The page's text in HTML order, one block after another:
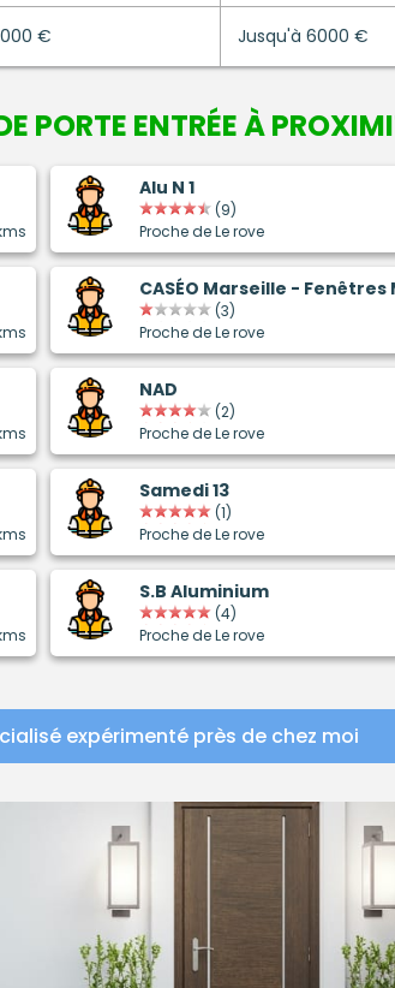
€ Jusqu'à 6000 €
PORTE ENTRÉEÀ
Alu N 1
(9)
Proche de Le rove
CASÉO Marseille -
(3)
Proche de Le rove
NAD
(2)
Proche de Le rove
Samedi 13
(1)
Proche de Le rove
S.B Aluminium
(4)
Proche de Le rove
expérimenté près de chez moi